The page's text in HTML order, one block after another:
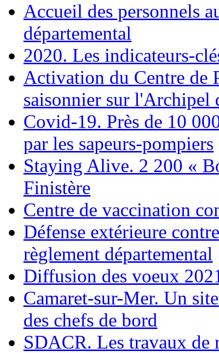
Accueil des personnels
départemental
2020. Les indicateurs-
Activation du Centre de
saisonnier sur l'Archipel
Covid-19. Près de 10
par les sapeurs-pompiers
Staying Alive. 2 200 «
Finistère
Centre de vaccination
Défense extérieure
règlement départemental
Diffusion des voeux
Camaret-sur-Mer. Un
des chefs de bord
SDACR. Les travaux de